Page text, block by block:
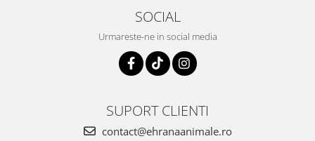
SOCIAL
Urmareste-ne in social media
SUPORT CLIENTI
contact@ehranaanimale.ro